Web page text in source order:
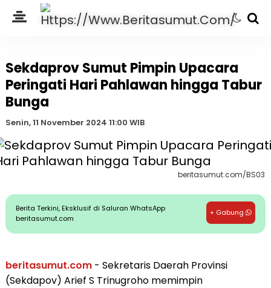
Sekdaprov Sumut Pimpin Upacara
Peringati Hari Pahlawan hingga Tabur
Bunga
Senin, 11 November 2024 11:00 WIB
beritasumut.com/BS03
Berita Terkini, Eksklusif di Saluran WhatsApp
beritasumut.com
+ Gabung
beritasumut.com- Sekretaris Daerah Provinsi
(Sekdapov) Arief S Trinugroho memimpin